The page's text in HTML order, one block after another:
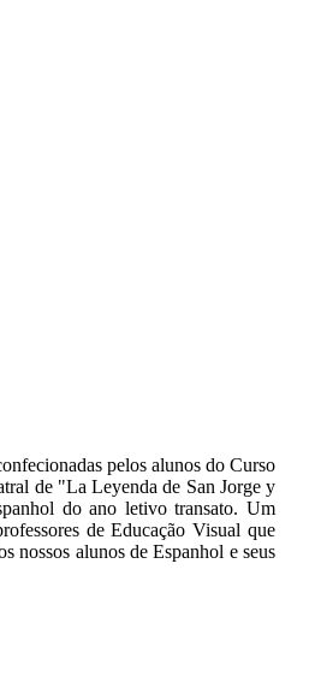
pelos alunos do Curso
de "La Leyenda de San Jorge y
do ano letivo transato. Um
de Educação Visual que
nossos alunos de Espanhol e seus